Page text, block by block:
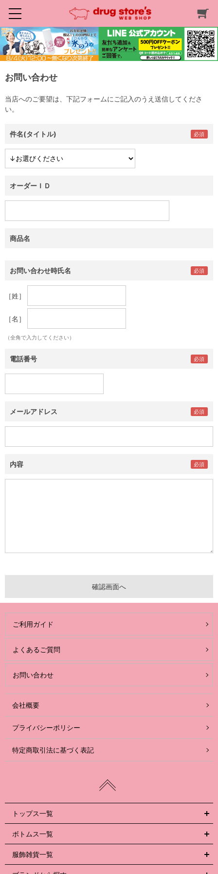
お問い合わせ
当店へのご要望は、下記フォームにご記入のうえ送信してくださ
い。
件名(タイトル)
オーダーＩＤ
商品名
お問い合わせ時氏名
［姓］
［名］
（全角で入力してください）
電話番号
メールアドレス
内容
ご利用ガイド
よくあるご質問
お問い合わせ
会社概要
プライバシーポリシー
特定商取引法に基づく表記
トップス一覧
ボトムス一覧
服飾雑貨一覧